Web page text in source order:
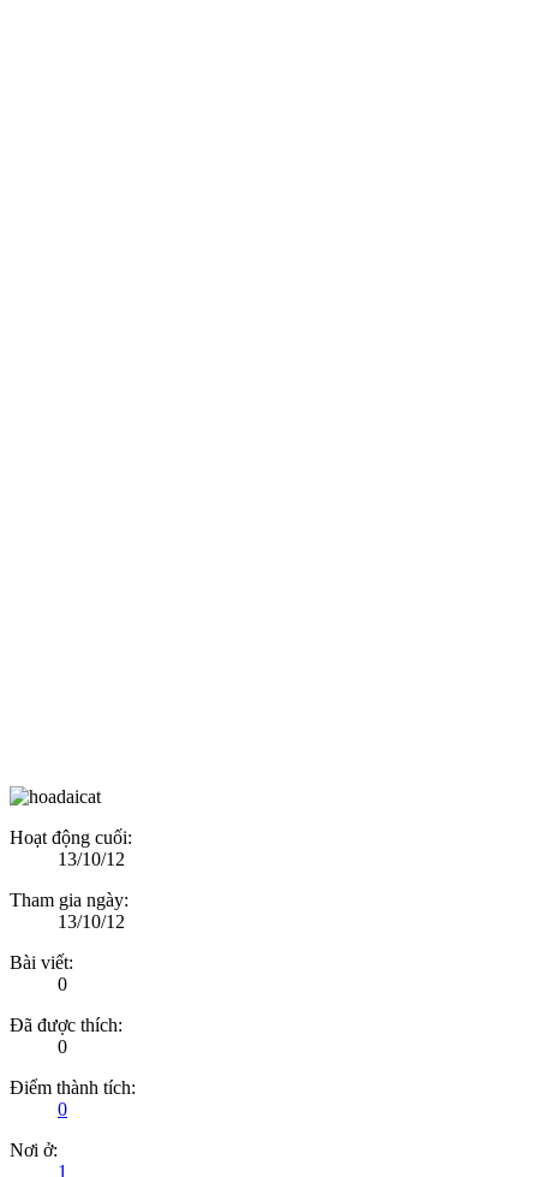
Hoạt động cuối:
13/10/12
Tham gia ngày:
13/10/12
Bài viết:
0
Đã được thích:
0
Điểm thành tích:
0
Nơi ở:
1